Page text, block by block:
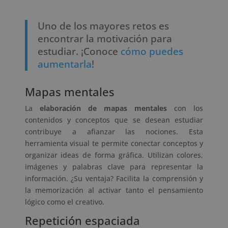
Uno de los mayores retos es
encontrar la motivación para
estudiar. ¡Conoce cómo puedes
aumentarla!
Mapas mentales
La elaboración de mapas mentales con los
contenidos y conceptos que se desean estudiar
contribuye a afianzar las nociones. Esta
herramienta visual te permite conectar conceptos y
organizar ideas de forma gráfica. Utilizan colores,
imágenes y palabras clave para representar la
información. ¿Su ventaja? Facilita la comprensión y
la memorización al activar tanto el pensamiento
lógico como el creativo.
Repetición espaciada